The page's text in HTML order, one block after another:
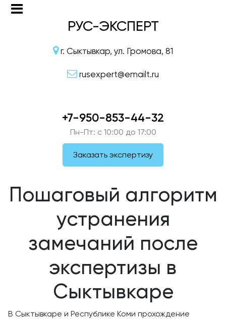
РУС-ЭКСПЕРТ
г. Сыктывкар, ул. Громова, 81
rusexpert@emailt.ru
+7-950-853-44-32
Пн-Пт: c 10:00 до 17:00
Заказать экспертизу
Пошаговый алгоритм
устранения
замечаний после
экспертизы в
Сыктывкаре
В Сыктывкаре и Республике Коми прохождение